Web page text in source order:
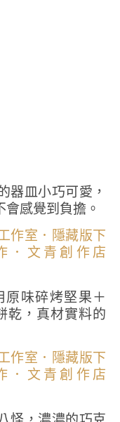
器皿小巧可愛，
感覺到負擔。
味碎烤堅果＋
乾，真材實料的